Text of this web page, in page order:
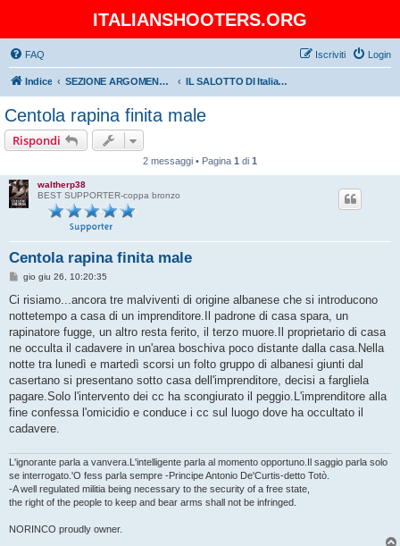
ITALIANSHOOTERS.ORG
FAQ Login
Iscriviti
Indice SEZIONE ARGOMENTI GENERICI-Section General Topics IL SALOTTO DI Italianshooters.org-The living room of Italianshooters.org
Centola rapina finita male
Rispondi
2 messaggi • Pagina 1 di 1
waltherp38
BEST SUPPORTER-coppa bronzo
Centola rapina finita male
M
s
a
g
g
i
o
gio giu 26, 10:20:35
Ci risiamo...ancora tre malviventi di origine albanese che si introducono
nottetempo a casa di un imprenditore.Il padrone di casa spara, un
rapinatore fugge, un altro resta ferito, il terzo muore.Il proprietario di casa
ne occulta il cadavere in un'area boschiva poco distante dalla casa.Nella
notte tra lunedì e martedì scorsi un folto gruppo di albanesi giunti dal
casertano si presentano sotto casa dell'imprenditore, decisi a fargliela
pagare.Solo l'intervento dei cc ha scongiurato il peggio.L'imprenditore alla
fine confessa l'omicidio e conduce i cc sul luogo dove ha occultato il
cadavere.
L'ignorante parla a vanvera.L'intelligente parla al momento opportuno.Il saggio parla solo
se interrogato.'O fess parla sempre -Principe Antonio De'Curtis-detto Totò.
-A well regulated militia being necessary to the security of a free state,
the right of the people to keep and bear arms shall not be infringed.
NORINCO proudly owner.